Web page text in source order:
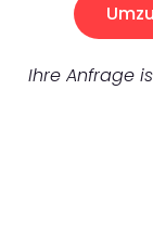
Ihre Anfrage